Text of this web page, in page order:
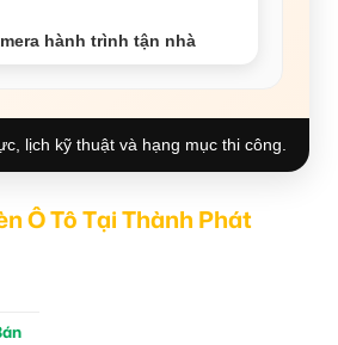
hành trình tận nhà
lịch kỹ thuật và hạng mục thi công.
Ô Tô Tại Thành Phát